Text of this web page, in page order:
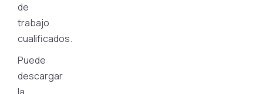
de
trabajo
cualificados.
Puede
descargar